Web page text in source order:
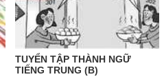
TUYỂN TẬP THÀNH NGỮ
TIẾNG TRUNG (B)